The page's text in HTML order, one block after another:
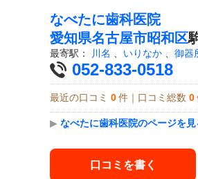
なべたに歯科医院
愛知県名古屋市昭和区
最寄駅： 川名 いりなか 御器
052-833-0518
最近の口コミ 0 件｜口コミ総数 0
▶ なべたに歯科医院のページを見
口コミを書く